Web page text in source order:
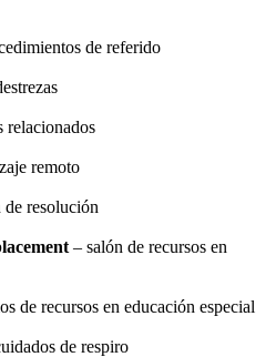
de referido
relacionados
remoto
de resolución
– salón de recursos en
de recursos en educación especial
de respiro